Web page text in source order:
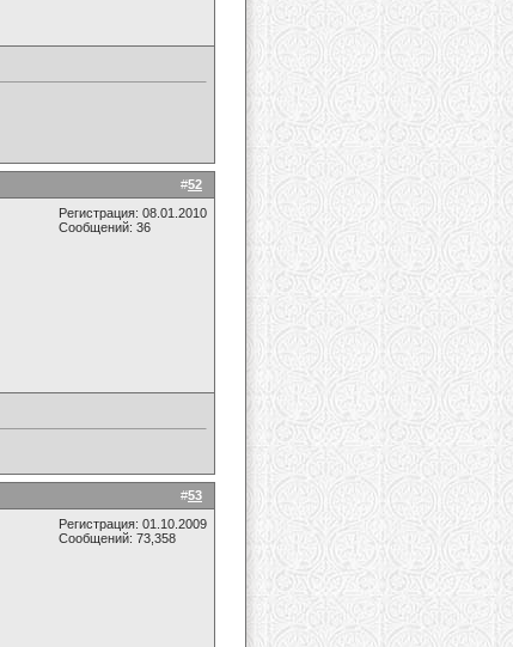
#52
Регистрация: 08.01.2010
Сообщений: 36
#53
Регистрация: 01.10.2009
Сообщений: 73,358